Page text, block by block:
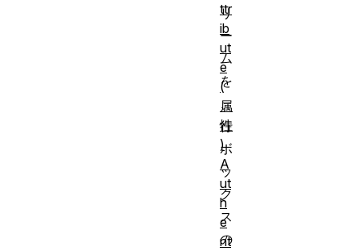
リ
ー
ム
を
、
行
ボ
ッ
ク
ス
の
ttr
ib
ut
e
(
属
性
)
A
ut
h
e
nt